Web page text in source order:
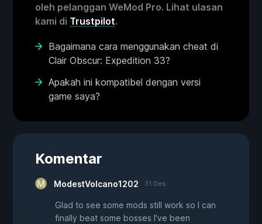
oleh pelanggan WeMod Pro. Lihat ulasan
kami di Trustpilot.
Bagaimana cara menggunakan cheat di
Clair Obscur: Expedition 33?
Apakah ini kompatibel dengan versi
game saya?
Komentar
ModestVolcano1202 31 Des
Glad to see some mods still work so I can
finally beat some bosses I've been